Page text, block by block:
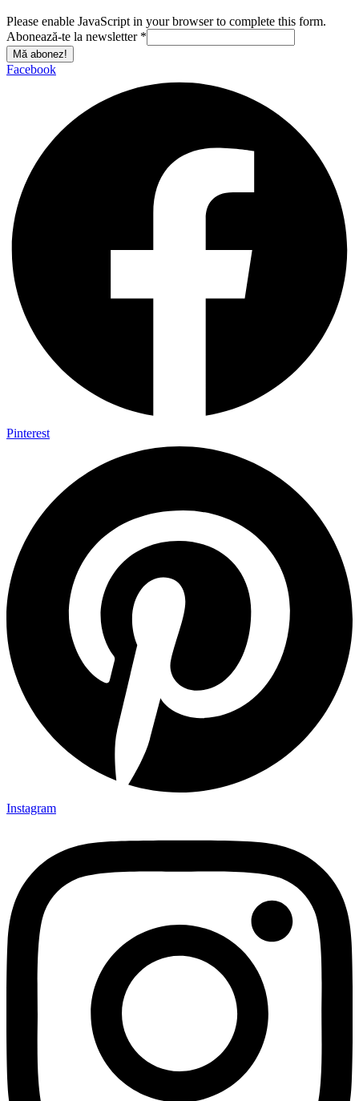
Please enable JavaScript in your browser to complete this form.
Abonează-te la newsletter *
Mă abonez!
Facebook
Pinterest
Instagram